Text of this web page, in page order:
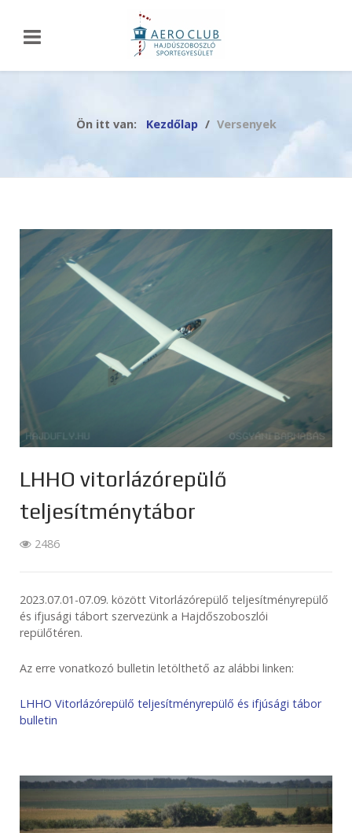
Ön itt van: Kezdőlap Versenyek
LHHO vitorlázórepülő
teljesítménytábor
2486
2023.07.01-07.09. között Vitorlázórepülő teljesítményrepülő
és ifjusági tábort szervezünk a Hajdőszoboszlói
repülőtéren.
Az erre vonatkozó bulletin letölthető az alábbi linken:
LHHO Vitorlázórepülő teljesítményrepülő és ifjúsági tábor
bulletin